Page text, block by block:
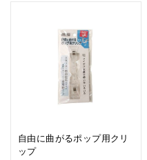
自由に曲がるポップ用クリ
ップ